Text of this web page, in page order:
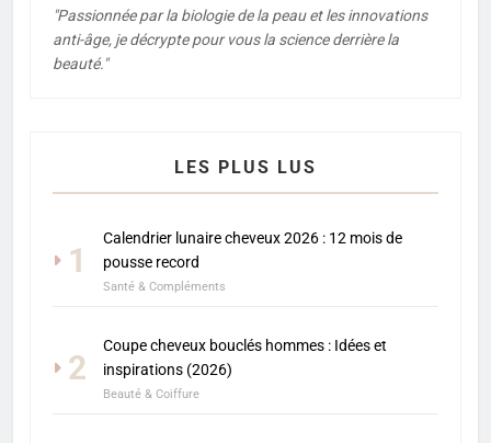
"Passionnée par la biologie de la peau et les innovations
anti-âge, je décrypte pour vous la science derrière la
beauté."
LES PLUS LUS
1
Calendrier lunaire cheveux 2026 : 12 mois de
pousse record
Santé & Compléments
2
Coupe cheveux bouclés hommes : Idées et
inspirations (2026)
Beauté & Coiffure